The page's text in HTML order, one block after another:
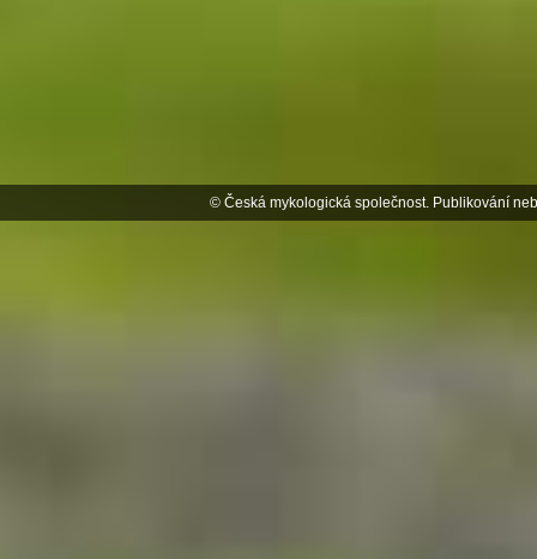
© Česká mykologická společnost. Publikování